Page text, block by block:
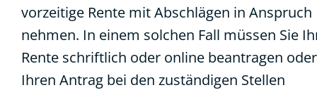
vorzeitige Rente mit Abschlägen in Anspruch
nehmen. In einem solchen Fall müssen Sie
Rente schriftlich oder online beantragen oder
Ihren Antrag bei den zuständigen Stellen